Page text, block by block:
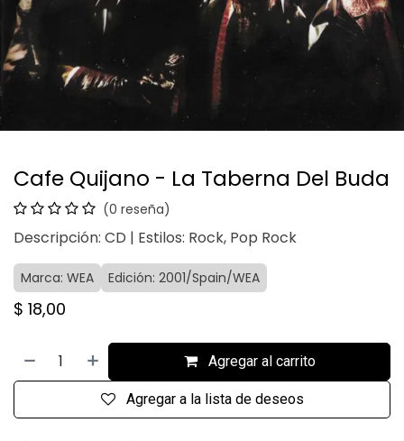
Cafe Quijano - La Taberna Del Buda
(0 reseña)
Descripción: CD | Estilos: Rock, Pop Rock
Marca: WEA Edición: 2001/Spain/WEA
$ 18,00
Agregar al carrito
Agregar a la lista de deseos